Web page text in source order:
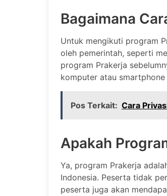
Bagaimana
Untuk mengikuti program
oleh pemerintah, seperti
program Prakerja
komputer atau
Pos Terkait: Cara
Apakah
Ya, program Prakerja
Indonesia. Peserta tidak
peserta juga akan